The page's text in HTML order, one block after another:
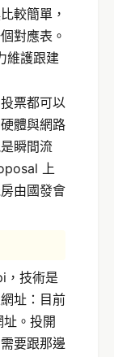
較簡單，
對應表。
維護跟建
票都可以
體與網路
瞬間流
上
由國發會
，技術是
址：目前
。投開
要跟那邊